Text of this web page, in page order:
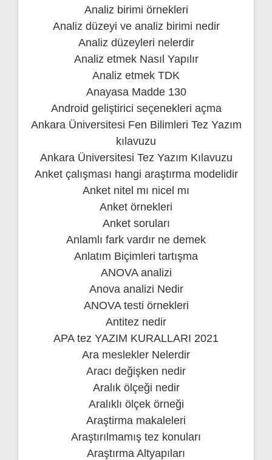
Analiz birimi örnekleri
Analiz düzeyi ve analiz birimi nedir
Analiz düzeyleri nelerdir
Analiz etmek Nasıl Yapılır
Analiz etmek TDK
Anayasa Madde 130
Android geliştirici seçenekleri açma
Ankara Üniversitesi Fen Bilimleri Tez Yazım
kılavuzu
Ankara Üniversitesi Tez Yazım Kılavuzu
Anket çalışması hangi araştırma modelidir
Anket nitel mı nicel mı
Anket örnekleri
Anket soruları
Anlamlı fark vardır ne demek
Anlatım Biçimleri tartışma
ANOVA analizi
Anova analizi Nedir
ANOVA testi örnekleri
Antitez nedir
APA tez YAZIM KURALLARI 2021
Ara meslekler Nelerdir
Aracı değişken nedir
Aralık ölçeği nedir
Aralıklı ölçek örneği
Araştirma makaleleri
Araştırılmamış tez konuları
Araştırma Altyapıları